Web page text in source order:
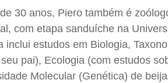
30 anos, Piero também é
com etapa sanduíche na
inclui estudos em Biologia,
pai), Ecologia (com estudos
Molecular (Genética) de